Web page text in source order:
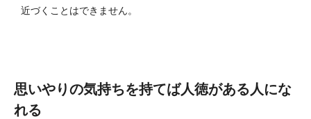
近づくことはできません。
思いやりの気持ちを持てば人徳がある人にな
れる